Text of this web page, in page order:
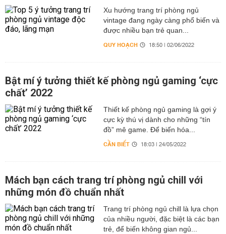
Xu hướng trang trí phòng ngủ
vintage đang ngày càng phổ biến và
được nhiều bạn trẻ quan...
QUY HOẠCH 18:50 | 02/06/2022
Bật mí ý tưởng thiết kế phòng ngủ gaming ‘cực
chất’ 2022
Thiết kế phòng ngủ gaming là gợi ý
cực kỳ thú vị dành cho những “tín
đồ” mê game. Để biến hóa...
CẦN BIẾT 18:03 | 24/05/2022
Mách bạn cách trang trí phòng ngủ chill với
những món đồ chuẩn nhất
Trang trí phòng ngủ chill là lựa chọn
của nhiều người, đặc biệt là các bạn
trẻ, để biến không gian ngủ...